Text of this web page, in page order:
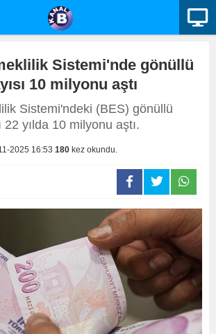
Sistemi'nde gönüllü
10 milyonu aştı
Sistemi'ndeki (BES) gönüllü
22 yılda 10 milyonu aştı.
2025 16:53 180 kez okundu.